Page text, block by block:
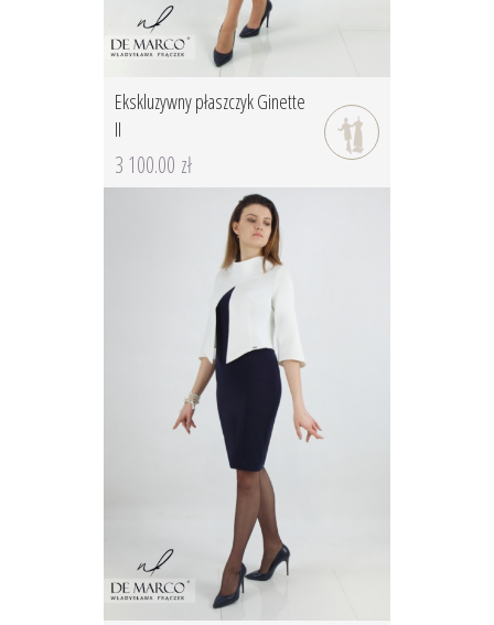
Ekskluzywny płaszczyk Ginette
II
3 100.00 zł